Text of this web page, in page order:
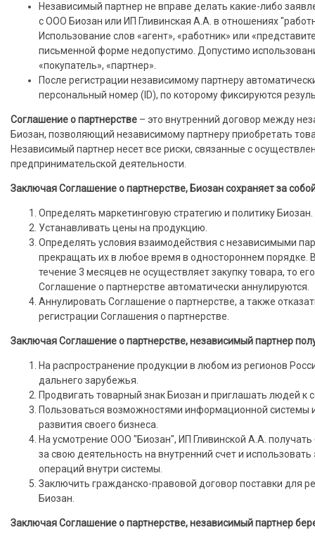
Независимый партнер не вправе делать какие-либо
с ООО Биозан или ИП Гливинская А.А. в отношениях
Использование слов «агент», «работник» или
письменной форме недопустимо. Допустимо
«покупатель», «партнер».
После регистрации независимому партнеру
персональный номер (ID), по которому фиксируются
Соглашение о партнерстве – это внутренний договор между
Биозан, позволяющий независимому партнеру приобретать
Независимый партнер несет все риски, связанные с
предпринимательской деятельности.
Заключая Соглашение о партнерстве, Биозан сохраняет за
Определять маркетинговую стратегию и политику Биозан.
Устанавливать цены на продукцию.
Определять условия взаимодействия с независимыми
прекращать их в любое время в одностороннем порядке.
течение 3 месяцев не осуществляет закупку товара, то
Соглашение о партнерстве автоматически аннулируются.
Аннулировать Соглашение о партнерстве, а также
регистрации Соглашения о партнерстве.
Заключая Соглашение о партнерстве, независимый партнер
На распространение продукции в любом из регионов
дальнего зарубежья.
Продвигать товарный знак Биозан и приглашать людей к
Пользоваться возможностями информационной системы
развития своего бизнеса.
На усмотрение ООО "Биозан", ИП Гливинской А.А.
за свою деятельность на внутренний счет и использовать
операций внутри системы.
Заключить гражданско-правовой договор поставки для
Биозан.
Заключая Соглашение о партнерстве, независимый партнер